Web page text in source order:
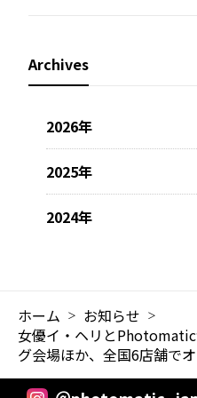
Archives
2026年
2025年
2024年
ホーム
お知らせ
女優イ・ヘリと
グ会場ほか、全国6店舗で